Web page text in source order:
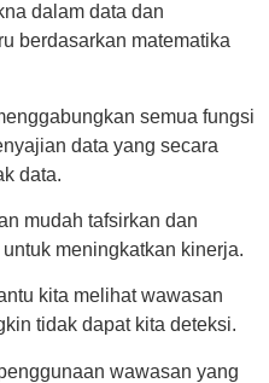
dalam data dan
berdasarkan matematika
semua fungsi
data yang secara
data.
mudah tafsirkan dan
meningkatkan kinerja.
kita melihat wawasan
tidak dapat kita deteksi.
wawasan yang